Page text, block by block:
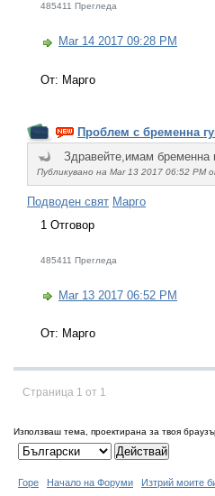
485411 Прегледа
Mar 14 2017 09:28 PM
От: Марго
Проблем с бременна
Здравейте,имам бременна
Публикувано на Mar 13 2017 06:52 PM
Подводен свят Марго
1 Отговор
485411 Прегледа
Mar 13 2017 06:52 PM
От: Марго
Страница 1 от 1
Използваш тема, проектирана за твоя
Горе Начало на Форуми Изтрий моите